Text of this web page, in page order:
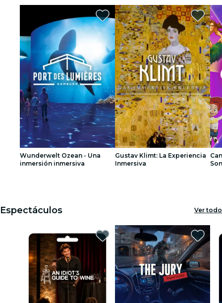
Londres
experiencias y ciudades
São Paulo
exposiciones
Seúl
recorridos por la ciudad
conciertos
restaurantes
Wunderwelt Ozean - Una
inmersión inmersiva
Gustav Klimt: La Experiencia
Inmersiva
Espectáculos Ver todo